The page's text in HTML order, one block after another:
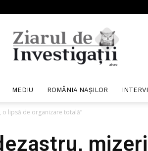
MEDIU ROMÂNIA NAȘILOR
o lipsă de organizare totală”